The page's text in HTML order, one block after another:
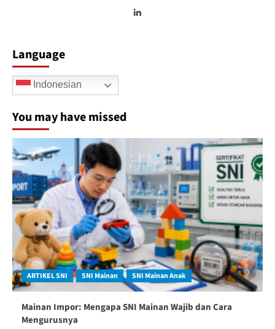
Language
Indonesian
You may have missed
ARTIKEL SNI SNI Mainan SNI Mainan Anak
Mainan Impor: Mengapa SNI Mainan Wajib dan Cara
Mengurusnya